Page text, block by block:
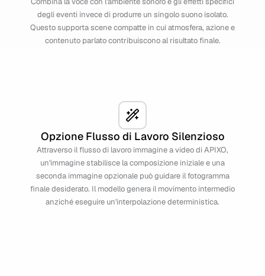
degli eventi invece di produrre un singolo suono isolato.
Questo supporta scene compatte in cui atmosfera, azione e
contenuto parlato contribuiscono al risultato finale.
Opzione Flusso di Lavoro Silenzioso
Attraverso il flusso di lavoro immagine a video di APIXO,
un'immagine stabilisce la composizione iniziale e una
seconda immagine opzionale può guidare il fotogramma
finale desiderato. Il modello genera il movimento intermedio
anziché eseguire un'interpolazione deterministica.